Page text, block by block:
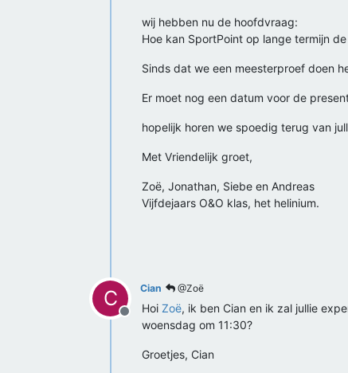
wij hebben nu de hoofdvraag:
Hoe kan SportPoint op lange termijn
Sinds dat we een meesterproef doen
Er moet nog een datum voor de
hopelijk horen we spoedig terug van
Met Vriendelijk groet,
Zoë, Jonathan, Siebe en Andreas
Vijfdejaars O&O klas, het helinium.
C
Offline
Cian @Zoë
Hoi Zoë, ik ben Cian en ik zal jullie
woensdag om 11:30?
Groetjes, Cian